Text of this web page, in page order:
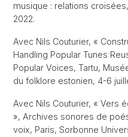
musique : relations
2022.
Avec Nils Couturier, «
Handling Popular Tunes
Popular Voices, Tartu,
du folklore estonien, 4-6
Avec Nils Couturier, « Vers
», Archives sonores de
voix, Paris, Sorbonne